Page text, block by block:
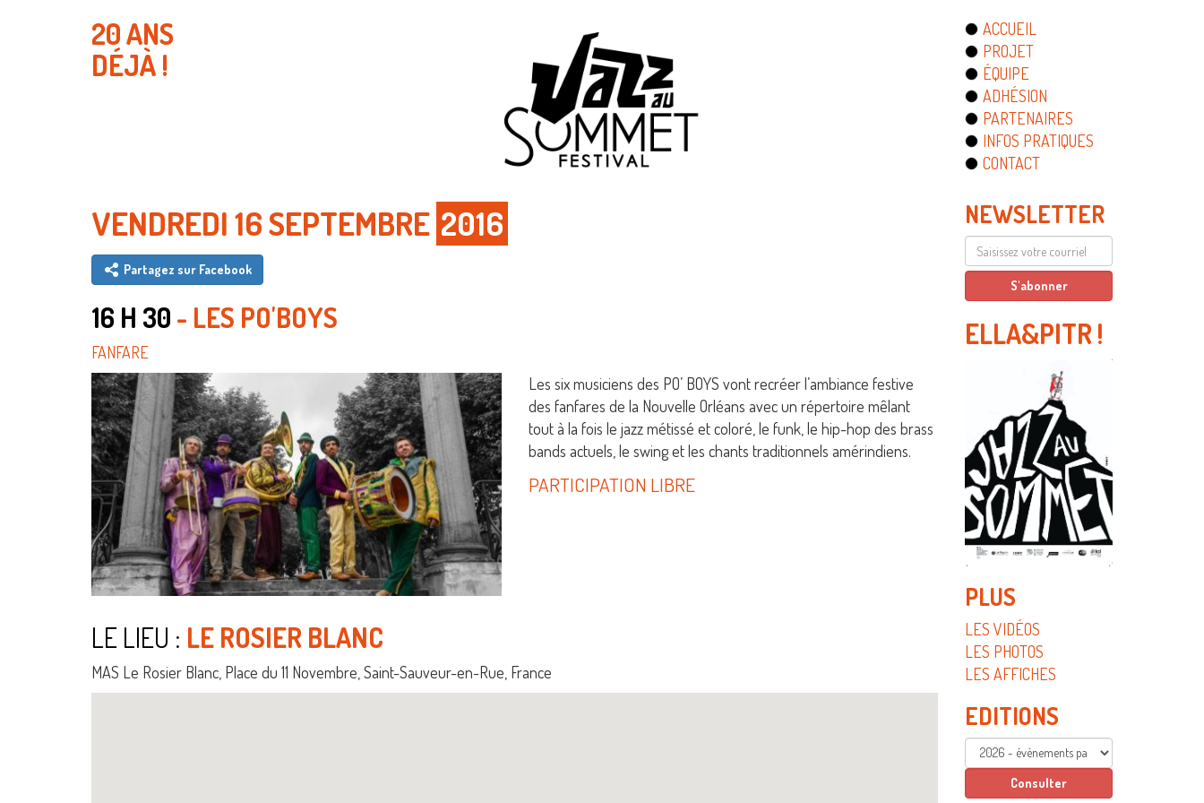
20 ANS
DÉJÀ !
ACCUEIL
PROJET
ÉQUIPE
ADHÉSION
PARTENAIRES
INFOS PRATIQUES
CONTACT
VENDREDI 16 SEPTEMBRE 2016
Partagez sur Facebook
16 H 30 - LES PO'BOYS
FANFARE
Les six musiciens des PO’ BOYS vont recréer l’ambiance festive
des fanfares de la Nouvelle Orléans avec un répertoire mêlant
tout à la fois le jazz métissé et coloré, le funk, le hip-hop des brass
bands actuels, le swing et les chants traditionnels amérindiens.
PARTICIPATION LIBRE
LE LIEU : LE ROSIER BLANC
MAS Le Rosier Blanc, Place du 11 Novembre, Saint-Sauveur-en-Rue, France
NEWSLETTER
ELLA&PITR !
PLUS
LES VIDÉOS
LES PHOTOS
LES AFFICHES
EDITIONS